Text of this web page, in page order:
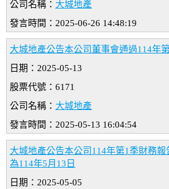
公司名稱： 大城地產
發言時間：2025-06-26 14:48:19
大城地產公告本公司董事會通過114年
日期：2025-05-13
股票代號：6171
公司名稱： 大城地產
發言時間：2025-05-13 16:04:54
大城地產公告本公司114年第1季財務
為114年5月13日
日期：2025-05-05